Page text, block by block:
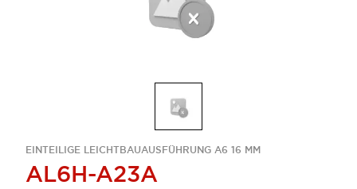
EINTEILIGE LEICHTBAUAUSFÜHRUNG A6 16 MM
AL6H-A23A